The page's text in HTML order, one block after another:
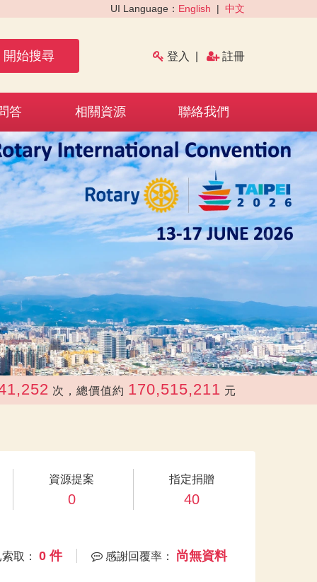
UI Language： English | 中文
開始搜尋 登入 註冊
答 相關資源 聯絡我們
›
，總價值約 170,515,211 元
資源提案
0
指定捐贈
40
感謝回覆率： 尚無資料
取： 0 件